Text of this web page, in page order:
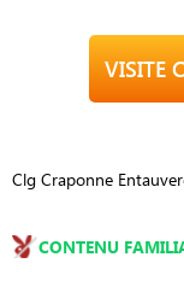
Clg Craponne
CONTENU